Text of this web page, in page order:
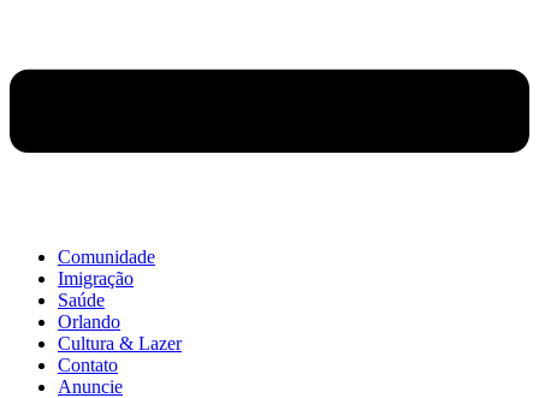
Comunidade
Imigração
Saúde
Orlando
Cultura & Lazer
Contato
Anuncie